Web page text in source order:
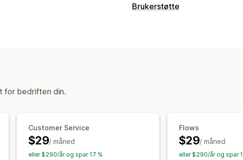
Sanntidsmeldinger
Send transkripsjon
Farge og skrifttype Emojier
Brukerstøtte
Tilordne automatisk
Oppdagelse av søppelpost
Spørreundersøkelser for
Rapporter
for bedriften din.
Customer Service
$29/ måned
eller $290/år og spar 17 %
Flows
$29/ måned
eller $290/år og spar